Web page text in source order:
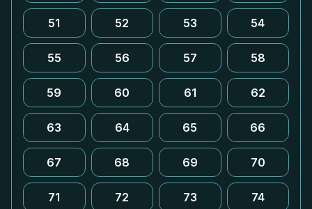
51 52 53 54
55 56 57 58
59 60 61 62
63 64 65 66
67 68 69 70
71 72 73 74